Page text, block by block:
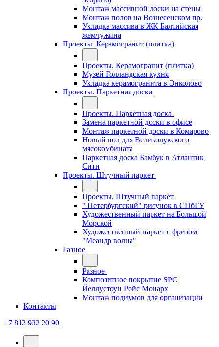
Монтаж массивной доски на стены
Монтаж полов на Вознесенском пр.
Укладка массива в ЖК Балтийская
жемчужина
Проекты. Керамогранит (плитка)
Проекты. Керамогранит (плитка)
Музей Голландская кухня
Укладка керамогранита в Энколово
Проекты. Паркетная доска
Проекты. Паркетная доска
Замена паркетной доски в офисе
Монтаж паркетной доски в Комарово
Новый пол для Великолукского
мясокомбината
Паркетная доска Бамбук в Атлантик
Сити
Проекты. Штучный паркет
Проекты. Штучный паркет
" Петербургский" рисунок в СПбГУ
Художественный паркет на Большой
Морской
Художественный паркет с фризом
"Меандр волна"
Разное
Разное
Композитное покрытие SPC
Йеллустоун Ройс Монарх
Монтаж подиумов для организации
Контакты
+7 812 932 20 90